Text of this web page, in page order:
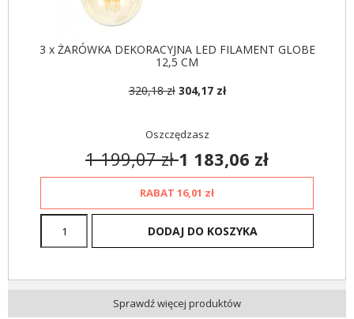
CIEMNOSZARA
1 051,13 zł
-16% -16%
3 x ŻARÓWKA DEKORACYJNA LED FILAMENT GLOBE
12,5 CM
320,18 zł 304,17 zł
Oszczędzasz
1 199,07 zł1 183,06 zł
RABAT 16,01 zł
DODAJ DO KOSZYKA
Sprawdź więcej produktów